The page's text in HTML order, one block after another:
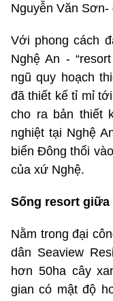
Nguyễn Văn
Với phong cách
Nghệ An -
ngũ quy hoạch
đã thiết kế tỉ mỉ
cho ra bản thiết
nghiệt tại Nghệ
biển Đông thổi
của xứ Nghệ.
Sống resort giữa
Nằm trong đại
dân Seaview
hơn 50ha cây
gian có mật độ